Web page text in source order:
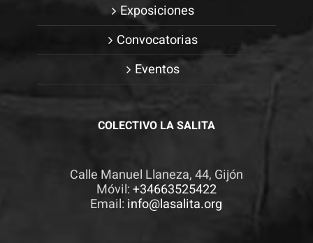
Exposiciones
Convocatorias
Eventos
COLECTIVO LA SALITA
Calle Manuel Llaneza, 44, Gijón
Móvil:+34663525422
Email: info@lasalita.org
funcione lo
mejor posible
durante tu
visita. Si
algunas
de la web.